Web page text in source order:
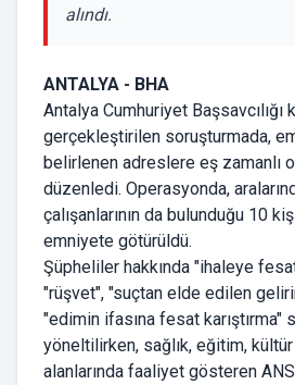
alındı.
ANTALYA - BHA
Antalya Cumhuriyet
gerçekleştirilen soruşturmada,
belirlenen adreslere eş zamanlı
düzenledi. Operasyonda,
çalışanlarının da bulunduğu 10
emniyete götürüldü.
Şüpheliler hakkında "ihaleye fesat
"rüşvet", "suçtan elde edilen
"edimin ifasına fesat karıştırma"
yöneltilirken, sağlık, eğitim,
alanlarında faaliyet gösteren